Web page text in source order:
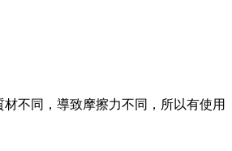
不同，導致摩擦力不同，所以有使用